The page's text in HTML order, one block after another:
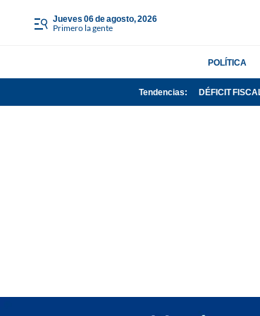
jueves 06 de agosto, 2026
Primero la gente
POLÍTICA
Tendencias: DÉFICIT